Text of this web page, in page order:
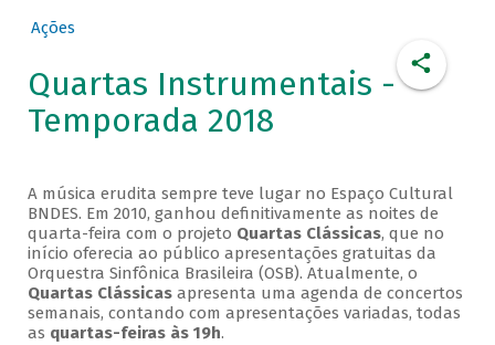
Ações
Quartas Instrumentais -
Temporada 2018
A música erudita sempre teve lugar no Espaço Cultural
BNDES. Em 2010, ganhou definitivamente as noites de
quarta-feira com o projeto Quartas Clássicas, que no
início oferecia ao público apresentações gratuitas da
Orquestra Sinfônica Brasileira (OSB). Atualmente, o
Quartas Clássicasapresenta uma agenda de concertos
semanais, contando com apresentações variadas, todas
as quartas-feiras às 19h.